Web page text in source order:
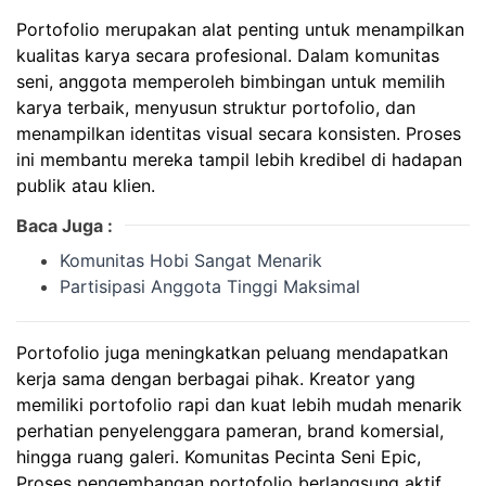
Portofolio merupakan alat penting untuk menampilkan
kualitas karya secara profesional. Dalam komunitas
seni, anggota memperoleh bimbingan untuk memilih
karya terbaik, menyusun struktur portofolio, dan
menampilkan identitas visual secara konsisten. Proses
ini membantu mereka tampil lebih kredibel di hadapan
publik atau klien.
Baca Juga :
Komunitas Hobi Sangat Menarik
Partisipasi Anggota Tinggi Maksimal
Portofolio juga meningkatkan peluang mendapatkan
kerja sama dengan berbagai pihak. Kreator yang
memiliki portofolio rapi dan kuat lebih mudah menarik
perhatian penyelenggara pameran, brand komersial,
hingga ruang galeri. Komunitas Pecinta Seni Epic,